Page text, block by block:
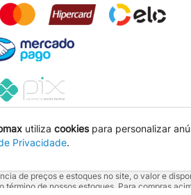
de preços e estoques no site, o valor e
término de nossos estoques. Para compras
utiliza cookiespara personalizar
Privacidade.